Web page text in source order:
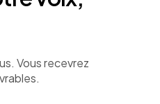
Vous recevrez